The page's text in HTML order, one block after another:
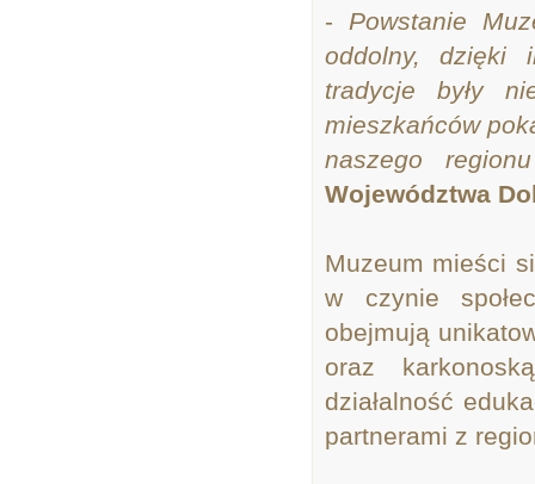
- Powstanie
oddolny, dzięki
tradycje były
mieszkańców
naszego
Województwa
Muzeum mieści
w czynie
obejmują
oraz
działalność
partnerami z